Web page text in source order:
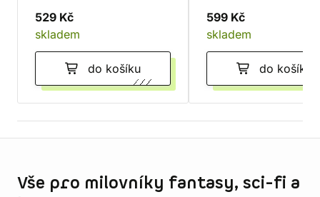
529 Kč
skladem
do košíku
599 Kč
skladem
do košíku
Vše pro milovníky fantasy, sci-fi a